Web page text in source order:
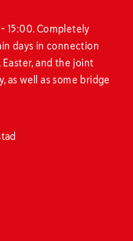
15:00. Completely
days in connection
and the joint
as well as some bridge